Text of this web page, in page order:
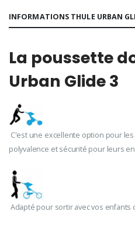
INFORMATIONS THULE URBAN
La poussette
Urban Glide 3
C'est une excellente option pour
polyvalence et sécurité pour leurs
Adapté pour sortir avec vos